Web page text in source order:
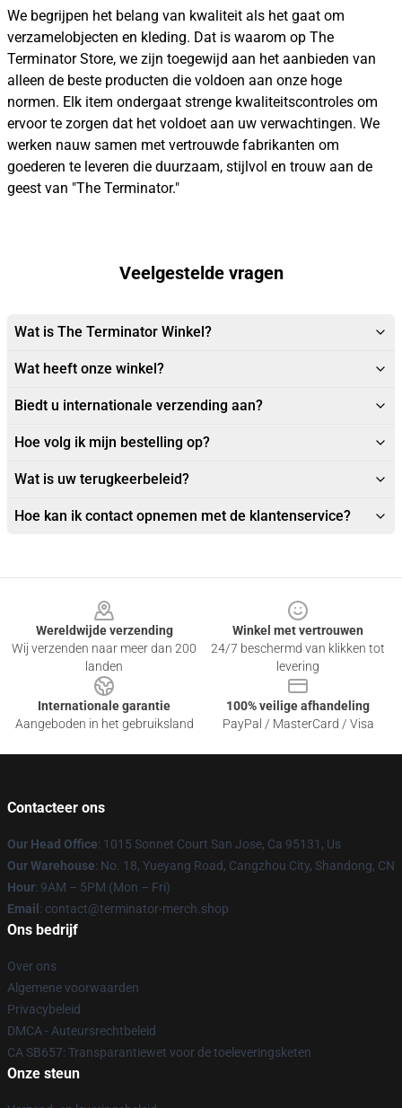
We begrijpen het belang van kwaliteit als het gaat om
verzamelobjecten en kleding. Dat is waarom op The
Terminator Store, we zijn toegewijd aan het aanbieden van
alleen de beste producten die voldoen aan onze hoge
normen. Elk item ondergaat strenge kwaliteitscontroles om
ervoor te zorgen dat het voldoet aan uw verwachtingen. We
werken nauw samen met vertrouwde fabrikanten om
goederen te leveren die duurzaam, stijlvol en trouw aan de
geest van "The Terminator."
Veelgestelde vragen
Wat is The Terminator Winkel?
Wat heeft onze winkel?
Biedt u internationale verzending aan?
Hoe volg ik mijn bestelling op?
Wat is uw terugkeerbeleid?
Hoe kan ik contact opnemen met de klantenservice?
Wereldwijde verzending
Wij verzenden naar meer dan 200
landen
Winkel met vertrouwen
24/7 beschermd van klikken tot
levering
Internationale garantie
Aangeboden in het gebruiksland
100% veilige afhandeling
PayPal / MasterCard / Visa
Contacteer ons
Our Head Office: 1015 Sonnet Court San Jose, Ca 95131, Us
Our Warehouse: No. 18, Yueyang Road, Cangzhou City, Shandong, CN
Hour: 9AM – 5PM (Mon – Fri)
Email : contact@terminator-merch.shop
Ons bedrijf
Over ons
Algemene voorwaarden
Privacybeleid
DMCA - Auteursrechtbeleid
CA SB657: Transparantiewet voor de toeleveringsketen
Onze steun